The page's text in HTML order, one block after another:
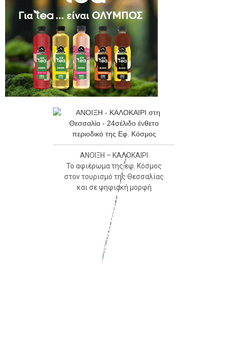
ΑΝΟΙΞΗ – ΚΑΛΟΚΑΙΡΙ
Το αφιέρωμα της εφ. Κόσμος
στον τουρισμό της Θεσσαλίας
και σε ψηφιακή μορφή